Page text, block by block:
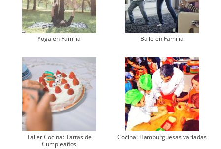
Yoga en Familia Baile en Familia
Taller Cocina: Tartas de
Cumpleaños
Cocina: Hamburguesas variadas